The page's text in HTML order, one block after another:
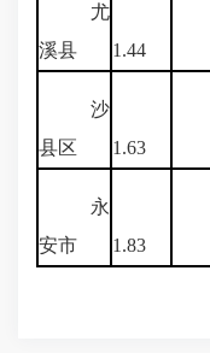
尤
溪县
1.44
沙
县区
1.63
永
安市
1.83